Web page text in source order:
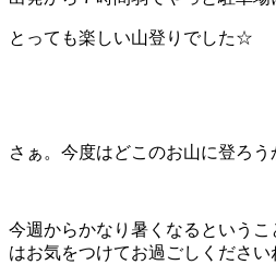
とっても楽しい山登りでした☆
さぁ。今度はどこのお山に登ろう
今週からかなり暑くなるという
はお気をつけてお過ごしください